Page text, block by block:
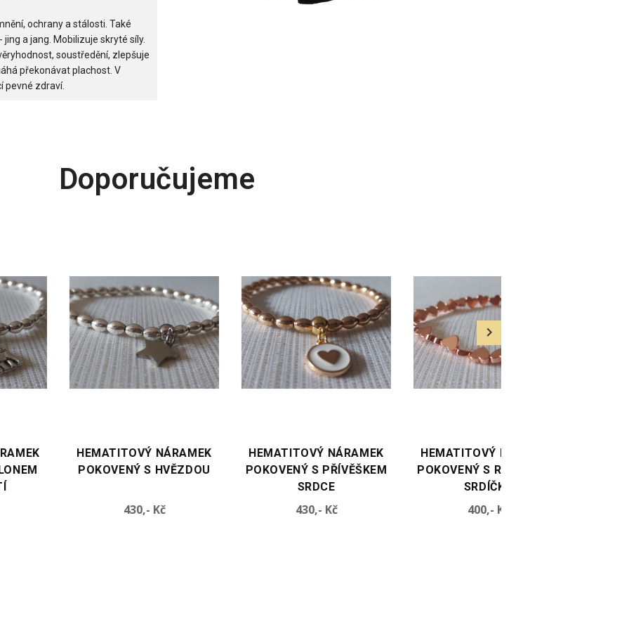
ochrany a stálosti. Také
a jang. Mobilizuje skryté síly.
soustředění, zlepšuje
překonávat plachost. V
pevné zdraví.
Doporučujeme
HEMATITOVÝ NÁRAMEK
POKOVENÝ S HVĚZDOU
HEMATITOVÝ NÁRAMEK
POKOVENÝ S PŘÍVĚŠKEM
HEMATITOVÝ NÁRAMEK
POKOVENÝ S ROSE GOLD